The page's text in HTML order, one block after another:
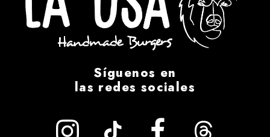
Síguenos en
las redes sociales